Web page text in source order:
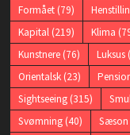
Formået(79)
Kapital(219) Klima
Kunstnere(76) Luksus
Orientalsk(23)
Sightseeing(315)
Svømning(40) Sæson